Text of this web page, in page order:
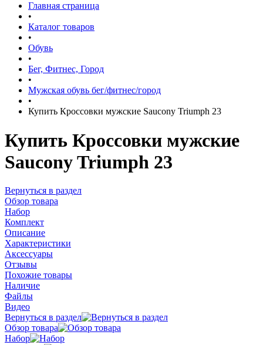
Главная страница
•
Каталог товаров
•
Обувь
•
Бег, Фитнес, Город
•
Мужская обувь бег/фитнес/город
•
Купить Кроссовки мужские Saucony Triumph 23
Купить Кроссовки мужские
Saucony Triumph 23
Вернуться в раздел
Обзор товара
Набор
Комплект
Описание
Характеристики
Аксессуары
Отзывы
Похожие товары
Наличие
Файлы
Видео
Вернуться в раздел
Обзор товара
Набор